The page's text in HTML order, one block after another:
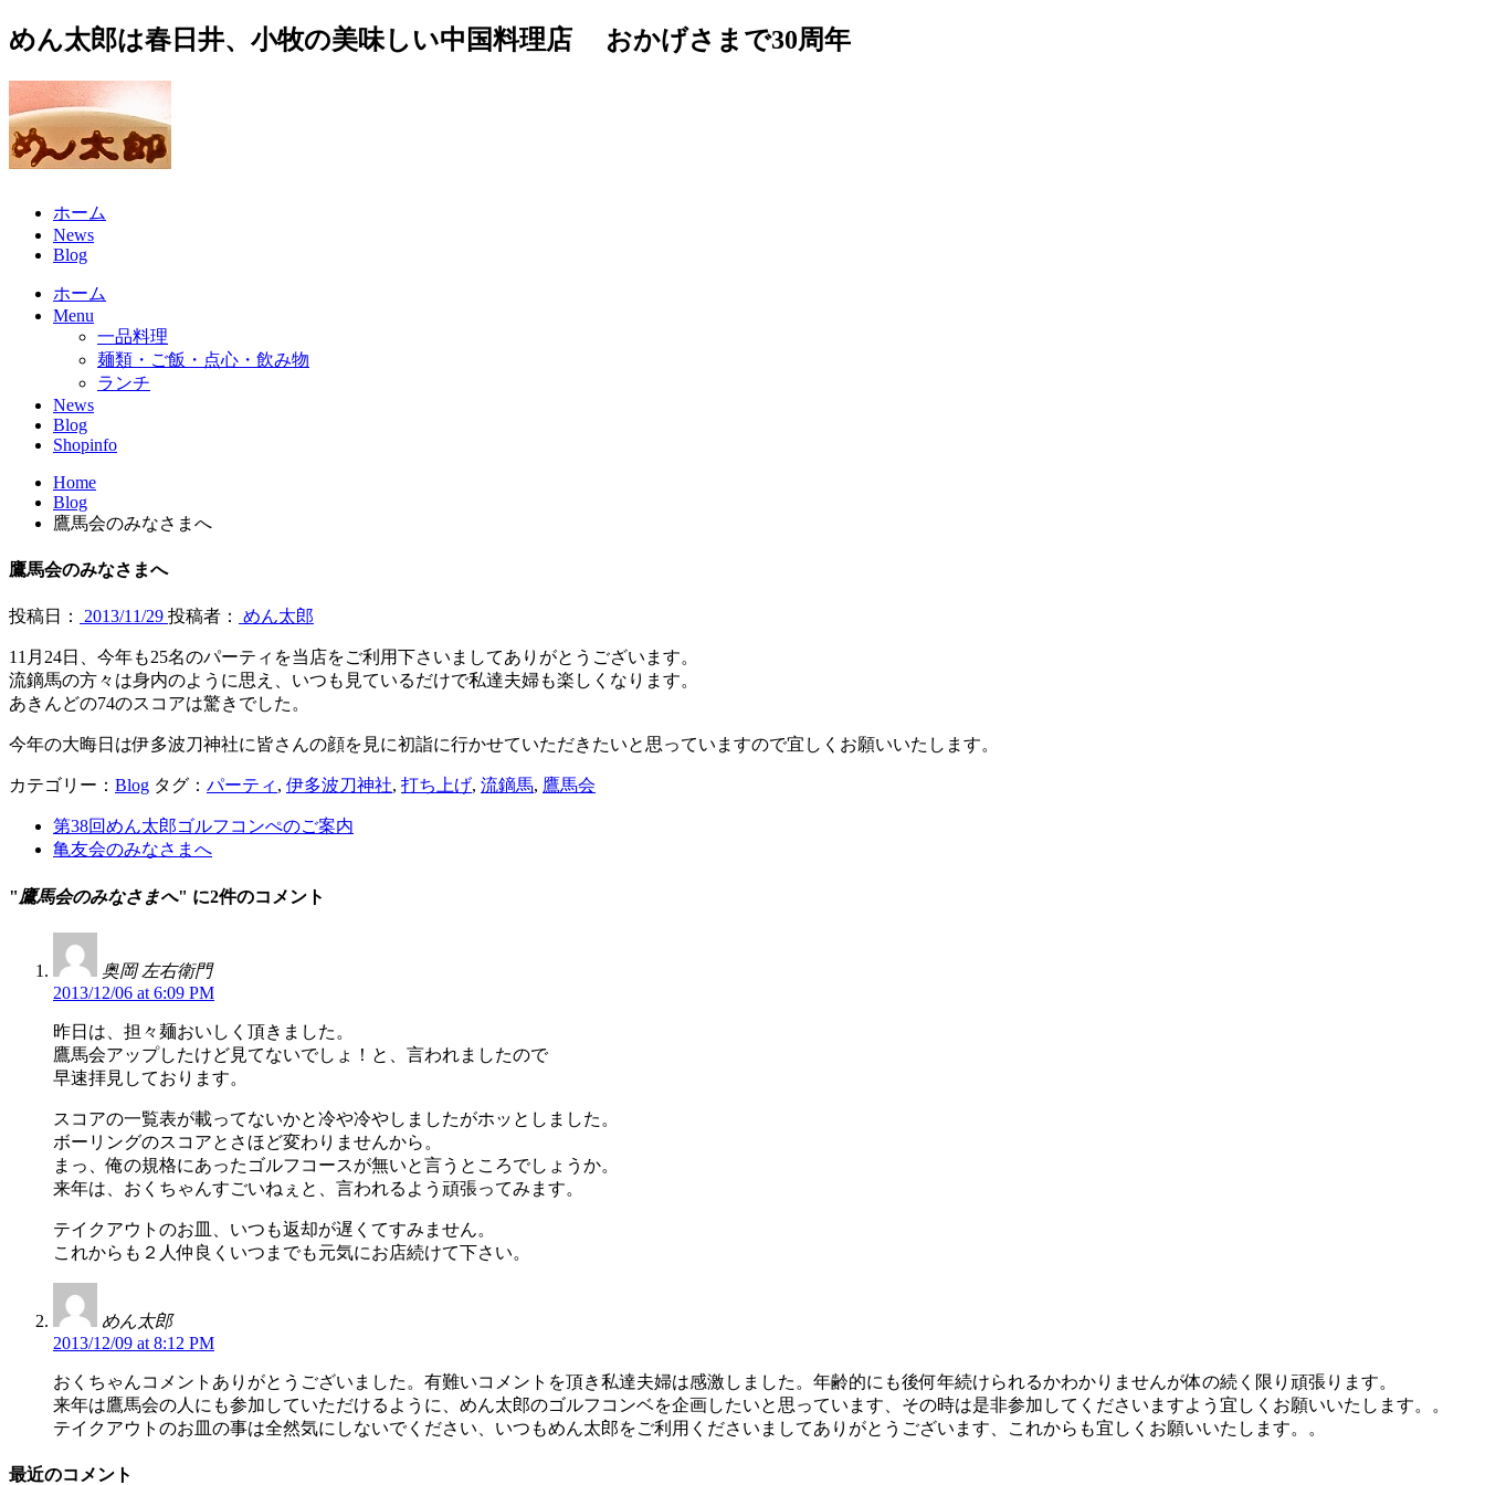
めん太郎は春日井、小牧の美味しい中国料理店 おかげさまで30周年
ホーム
News
Blog
ホーム
Menu
一品料理
麺類・ご飯・点心・飲み物
ランチ
News
Blog
Shopinfo
Home
Blog
鷹馬会のみなさまへ
鷹馬会のみなさまへ
投稿日： 2013/11/29 投稿者： めん太郎
11月24日、今年も25名のパーティを当店をご利用下さいましてありがとうございます。
流鏑馬の方々は身内のように思え、いつも見ているだけで私達夫婦も楽しくなります。
あきんどの74のスコアは驚きでした。
今年の大晦日は伊多波刀神社に皆さんの顔を見に初詣に行かせていただきたいと思っていますので宜しくお願いいたします。
カテゴリー： Blog タグ： パーティ , 伊多波刀神社, 打ち上げ, 流鏑馬, 鷹馬会
第38回めん太郎ゴルフコンぺのご案内
亀友会のみなさまへ
"鷹馬会のみなさまへ" に2件のコメント
奥岡 左右衛門
2013/12/06 at 6:09 PM
昨日は、担々麺おいしく頂きました。
鷹馬会アップしたけど見てないでしょ！と、言われましたので
早速拝見しております。
スコアの一覧表が載ってないかと冷や冷やしましたがホッとしました。
ボーリングのスコアとさほど変わりませんから。
まっ、俺の規格にあったゴルフコースが無いと言うところでしょうか。
来年は、おくちゃんすごいねぇと、言われるよう頑張ってみます。
テイクアウトのお皿、いつも返却が遅くてすみません。
これからも２人仲良くいつまでも元気にお店続けて下さい。
めん太郎
2013/12/09 at 8:12 PM
おくちゃんコメントありがとうございました。有難いコメントを頂き私達夫婦は感激しました。年齢的にも後何年続けられるかわかりませんが体の続く限り頑張ります。
来年は鷹馬会の人にも参加していただけるように、めん太郎のゴルフコンベを企画したいと思っています、その時は是非参加してくださいますよう宜しくお願いいたします。。
テイクアウトのお皿の事は全然気にしないでください、いつもめん太郎をご利用くださいましてありがとうございます、これからも宜しくお願いいたします。。
最近のコメント